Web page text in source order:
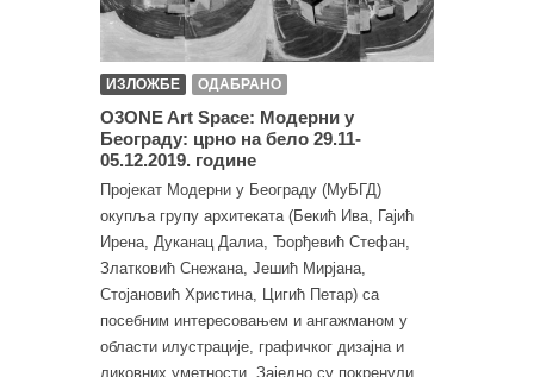
ИЗЛОЖБЕ ОДАБРАНО
O3ONE Art Space: Модерни у
Београду: црно на бело 29.11-
05.12.2019. године
Пројекат Модерни у Београду (МуБГД)
окупља групу архитеката (Бекић Ива, Гајић
Ирена, Дуканац Далиа, Ђорђевић Стефан,
Златковић Снежана, Јешић Мирјана,
Стојановић Христина, Цигић Петар) са
посебним интересовањем и ангажманом у
области илустрације, графичког дизајна и
ликовних уметности. Заједно су покренули